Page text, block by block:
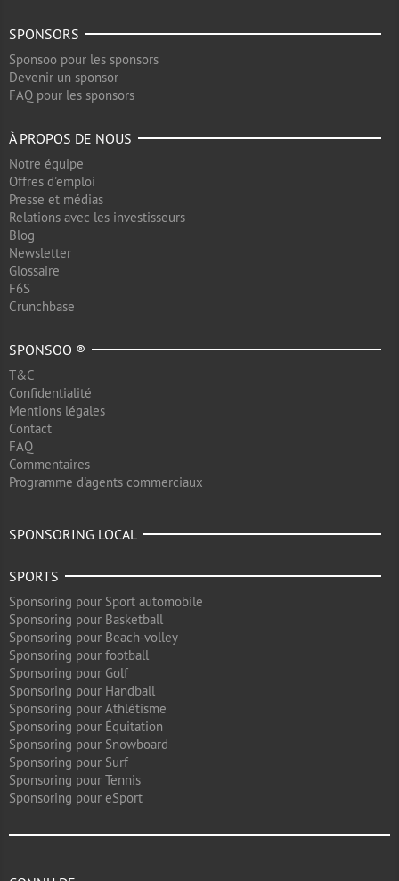
SPONSORS
Sponsoo pour les sponsors
Devenir un sponsor
FAQ pour les sponsors
À PROPOS DE NOUS
Notre équipe
Offres d'emploi
Presse et médias
Relations avec les investisseurs
Blog
Newsletter
Glossaire
F6S
Crunchbase
SPONSOO ®
T&C
Confidentialité
Mentions légales
Contact
FAQ
Commentaires
Programme d'agents commerciaux
SPONSORING LOCAL
SPORTS
Sponsoring pour Sport automobile
Sponsoring pour Basketball
Sponsoring pour Beach-volley
Sponsoring pour football
Sponsoring pour Golf
Sponsoring pour Handball
Sponsoring pour Athlétisme
Sponsoring pour Équitation
Sponsoring pour Snowboard
Sponsoring pour Surf
Sponsoring pour Tennis
Sponsoring pour eSport